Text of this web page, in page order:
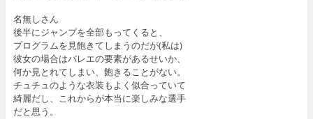
名無しさん
後半にジャンプを全部もってくると、
プログラムを見飽きてしまうのだが(私は)
彼女の場合はバレエの要素があるせいか、
何か見とれてしまい、飽きることがない。
チュチュのような衣装もよく似合っていて
綺麗だし、これからが本当に楽しみな選手
だと思う。